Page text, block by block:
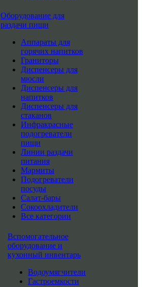
Оборудование для
раздачи пищи
Аппараты для
горячих напитков
Граниторы
Диспенсеры для
мюсли
Диспенсеры для
напитков
Диспенсеры для
стаканов
Инфракрасные
подогреватели
пищи
Линии раздачи
питания
Мармиты
Подогреватели
посуды
Салат-бары
Сокоохладители
Все категории
Вспомогательное
оборудование и
кухонный инвентарь
Водоумягчители
Гастроемкости